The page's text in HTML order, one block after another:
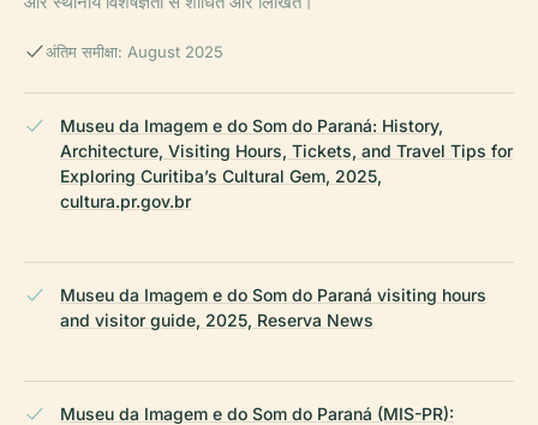
अंतिम समीक्षा: August 2025
Museu da Imagem e do Som do Paraná: History,
Architecture, Visiting Hours, Tickets, and Travel Tips for
Exploring Curitiba’s Cultural Gem, 2025,
cultura.pr.gov.br
Museu da Imagem e do Som do Paraná visiting hours
and visitor guide, 2025, Reserva News
Museu da Imagem e do Som do Paraná (MIS-PR):